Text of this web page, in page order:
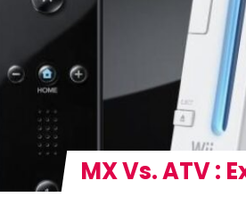
MX Vs. ATV :